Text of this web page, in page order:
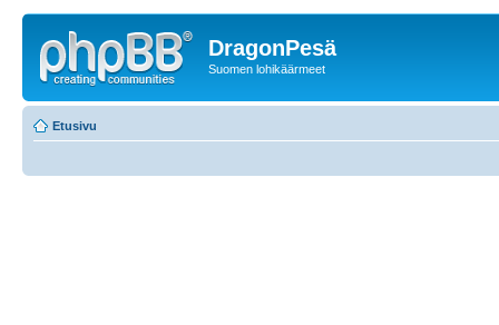
DragonPesä
Suomen lohikäärmeet
Etusivu